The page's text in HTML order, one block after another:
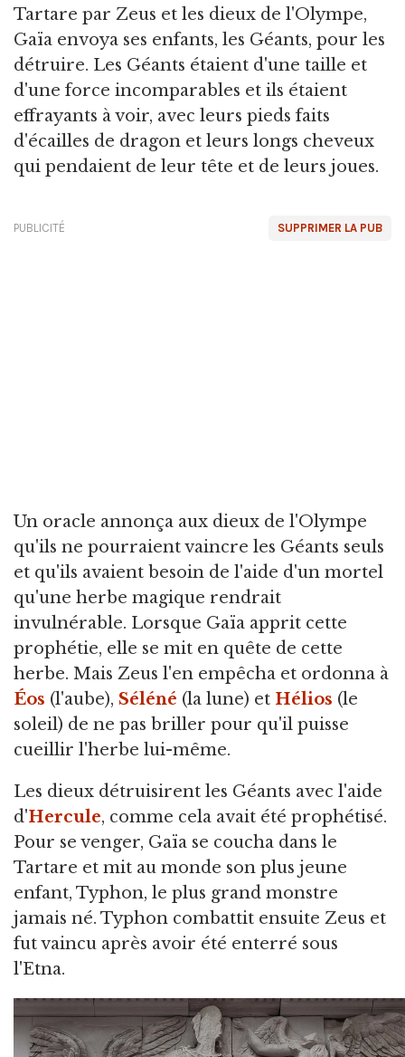
Tartare par Zeus et les dieux de l'Olympe,
Gaïa envoya ses enfants, les Géants, pour les
détruire. Les Géants étaient d'une taille et
d'une force incomparables et ils étaient
effrayants à voir, avec leurs pieds faits
d'écailles de dragon et leurs longs cheveux
qui pendaient de leur tête et de leurs joues.
SUPPRIMER LA PUB
PUBLICITÉ
Un oracle annonça aux dieux de l'Olympe
qu'ils ne pourraient vaincre les Géants seuls
et qu'ils avaient besoin de l'aide d'un mortel
qu'une herbe magique rendrait
invulnérable. Lorsque Gaïa apprit cette
prophétie, elle se mit en quête de cette
herbe. Mais Zeus l'en empêcha et ordonna à
Éos (l'aube), Séléné (la lune) et Hélios (le
soleil) de ne pas briller pour qu'il puisse
cueillir l'herbe lui-même.
Les dieux détruisirent les Géants avec l'aide
d'Hercule, comme cela avait été prophétisé.
Pour se venger, Gaïa se coucha dans le
Tartare et mit au monde son plus jeune
enfant, Typhon, le plus grand monstre
jamais né. Typhon combattit ensuite Zeus et
fut vaincu après avoir été enterré sous
l'Etna.